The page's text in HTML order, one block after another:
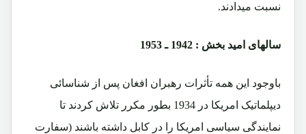
نسبت میدادند.
سالهای امید بخش : 1942 ـ 1953
باوجود این همه تأثرات رهبران افغان پس از شناسائی
دیپلماتیک امریکا در 1934 بطور مکرر تلاش کردند تا
نمایندگی سیاسی امریکا را در کابل داشته باشند (سفارت